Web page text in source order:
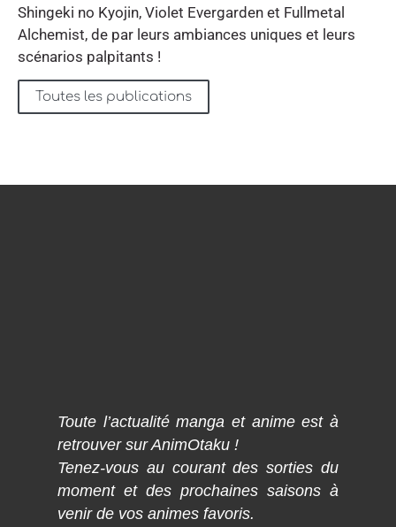
Shingeki no Kyojin, Violet Evergarden et Fullmetal
Alchemist, de par leurs ambiances uniques et leurs
scénarios palpitants !
Toutes les publications
Toute l’actualité manga et anime est à
retrouver sur AnimOtaku !
Tenez-vous au courant des sorties du
moment et des prochaines saisons à
venir de vos animes favoris.